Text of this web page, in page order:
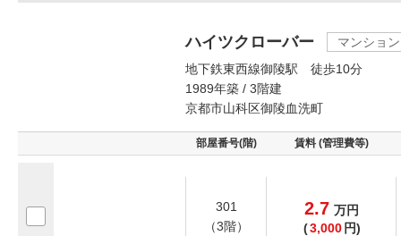
ハイツクローバー
マンション
地下鉄東西線御陵駅 徒歩10分
1989年築 / 3階建
京都市山科区御陵血洗町
部屋番号(階) 賃料 (管理費等)
301
（3階）
2.7 万円
(3,000 円)